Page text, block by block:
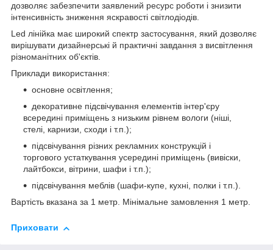
дозволяє забезпечити заявлений ресурс роботи і знизити
інтенсивність зниження яскравості світлодіодів.
Led лінійка має широкий спектр застосування, який дозволяє
вирішувати дизайнерські й практичні завдання з висвітлення
різноманітних об'єктів.
Приклади використання:
основне освітлення;
декоративне підсвічування елементів інтер'єру
всередині приміщень з низьким рівнем вологи (ніші,
стелі, карнизи, сходи і т.п.);
підсвічування різних рекламних конструкцій і
торгового устаткування усередині приміщень (вивіски,
лайтбокси, вітрини, шафи і т.п.);
підсвічування меблів (шафи-купе, кухні, полки і т.п.).
Вартість вказана за 1 метр. Мінімальне замовлення 1 метр.
Приховати